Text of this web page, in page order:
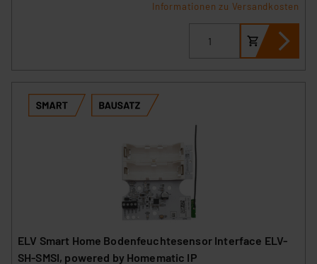
Informationen zu Versandkosten
ELV Smart Home Bodenfeuchtesensor Interface ELV-
SH-SMSI, powered by Homematic IP